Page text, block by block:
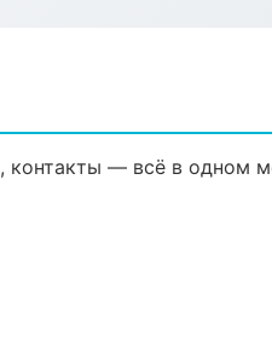
контакты — всё в одном